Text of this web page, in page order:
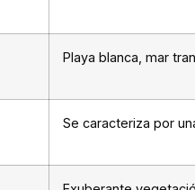
Playa blanca, mar
Se caracteriza por